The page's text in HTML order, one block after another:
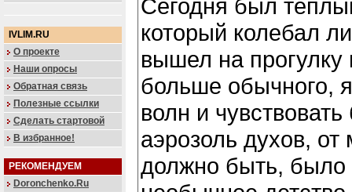
IVLIM.RU
О проекте
Наши опросы
Обратная связь
Полезные ссылки
Сделать стартовой
В избранное!
РЕКОМЕНДУЕМ
Doronchenko.Ru
Сегодня был
который колебал
вышел на
больше обычного,
волн и
аэрозоль духов,
должно быть, было